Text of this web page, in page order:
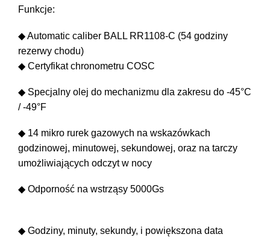
Funkcje:
◆ Automatic caliber BALL RR1108-C (54 godziny
rezerwy chodu)
◆ Certyfikat chronometru COSC
◆ Specjalny olej do mechanizmu dla zakresu do -45°C
/ -49°F
◆ 14 mikro rurek gazowych na wskazówkach
godzinowej, minutowej, sekundowej, oraz na tarczy
umożliwiających odczyt w nocy
◆ Odporność na wstrząsy 5000Gs
◆ Godziny, minuty, sekundy, i powiększona data